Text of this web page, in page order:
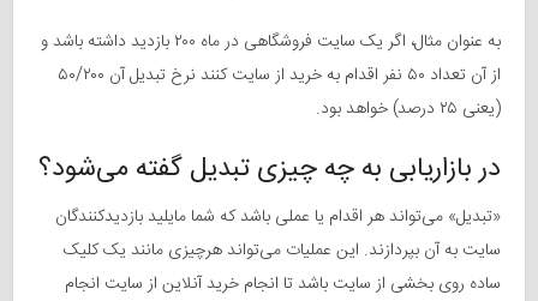
به عنوان مثال، اگر یک سایت فروشگاهی در ماه ۲۰۰ بازدید داشته باشد و
از آن تعداد ۵۰ نفر اقدام به خرید از سایت کنند نرخ تبدیل آن ۵۰/۲۰۰
(یعنی ۲۵ درصد) خواهد بود.
در بازاریابی به چه چیزی تبدیل گفته می‌شود؟
«تبدیل» می‌تواند هر اقدام یا عملی باشد که شما مایلید بازدیدکنندگان
سایت به آن بپردازند. این عملیات می‌تواند هرچیزی مانند یک کلیک
ساده روی بخشی از سایت باشد تا انجام خرید آنلاین از سایت انجام